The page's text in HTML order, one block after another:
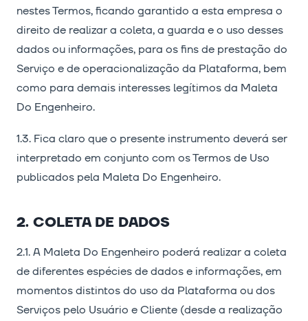
nestes Termos, ficando garantido a esta empresa o
direito de realizar a coleta, a guarda e o uso desses
dados ou informações, para os fins de prestação do
Serviço e de operacionalização da Plataforma, bem
como para demais interesses legítimos da Maleta
Do Engenheiro.
1.3. Fica claro que o presente instrumento deverá ser
interpretado em conjunto com os Termos de Uso
publicados pela Maleta Do Engenheiro.
2. COLETA DE DADOS
2.1. A Maleta Do Engenheiro poderá realizar a coleta
de diferentes espécies de dados e informações, em
momentos distintos do uso da Plataforma ou dos
Serviços pelo Usuário e Cliente (desde a realização